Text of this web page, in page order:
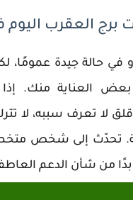
برج العقرب
في حالة جيدة عمومًا،
بعض العناية منك.
لا تعرف سببه، لا
تحدّث إلى شخص
أبدًا من شأن الدعم